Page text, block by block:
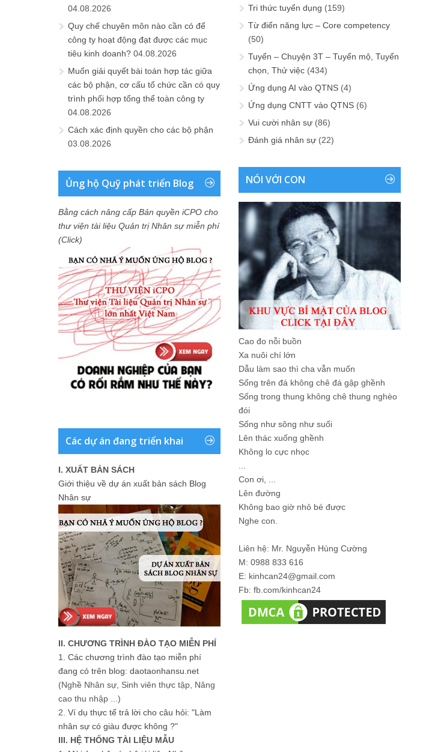
04.08.2026
Quy chế chuyên môn nào cần có để
công ty hoạt động đạt được các mục
tiêu kinh doanh? 04.08.2026
Muốn giải quyết bài toán hợp tác giữa
các bộ phận, cơ cấu tổ chức cần có quy
trình phối hợp tổng thể toàn công ty
04.08.2026
Cách xác định quyền cho các bộ phận
03.08.2026
Ủng hộ Quỹ phát triển Blog
Bằng cách nâng cấp Bản quyền iCPO cho
thư viện tài liệu Quản trị Nhân sự miễn phí
(Click)
Các dự án đang triển khai
I. XUẤT BẢN SÁCH
Giới thiệu về dự án xuất bản sách Blog
Nhân sự
II. CHƯƠNG TRÌNH ĐÀO TẠO MIỄN PHÍ
1. Các chương trình đào tạo miễn phí
đang có trên blog: daotaonhansu.net
(Nghề Nhân sự, Sinh viên thực tập, Nâng
cao thu nhập ...)
2. Ví dụ thực tế trả lời cho câu hỏi: "Làm
nhân sự có giàu được không ?"
III. HỆ THỐNG TÀI LIỆU MẪU
Tri thức tuyển dụng (159)
Từ điển năng lực – Core competency
(50)
Tuyển – Chuyện 3T – Tuyển mộ, Tuyển
chọn, Thử việc (434)
Ứng dụng AI vào QTNS (4)
Ứng dụng CNTT vào QTNS (6)
Vui cười nhân sự (86)
Đánh giá nhân sự (22)
NÓI VỚI CON
Cao đo nỗi buồn
Xa nuôi chí lớn
Dẫu làm sao thì cha vẫn muốn
Sống trên đá không chê đá gập ghềnh
Sống trong thung không chê thung nghèo
đói
Sống như sông như suối
Lên thác xuống ghềnh
Không lo cực nhọc
Con ơi, ...
Lên đường
Không bao giờ nhỏ bé được
Nghe con.
Liên hệ: Mr. Nguyễn Hùng Cường
M: 0988 833 616
E: kinhcan24@gmail.com
Fb: fb.com/kinhcan24